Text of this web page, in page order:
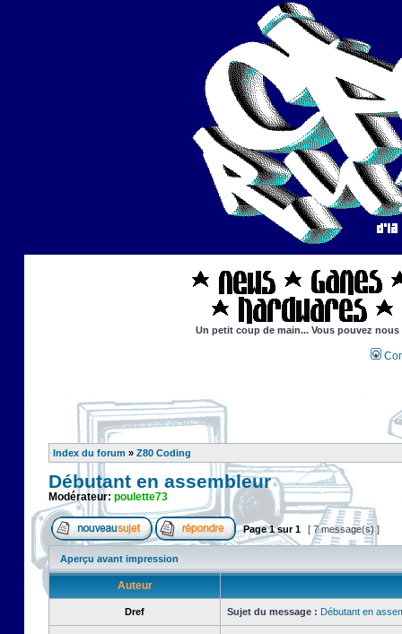
Un petit coup de main... Vous pouvez
Index du forum » Z80 Coding
Débutant en assembleur
Modérateur: poulette73
Page1sur1 [ 7 message(s) ]
Aperçu avant impression
Auteur
Dref Sujet du message : Débutant en